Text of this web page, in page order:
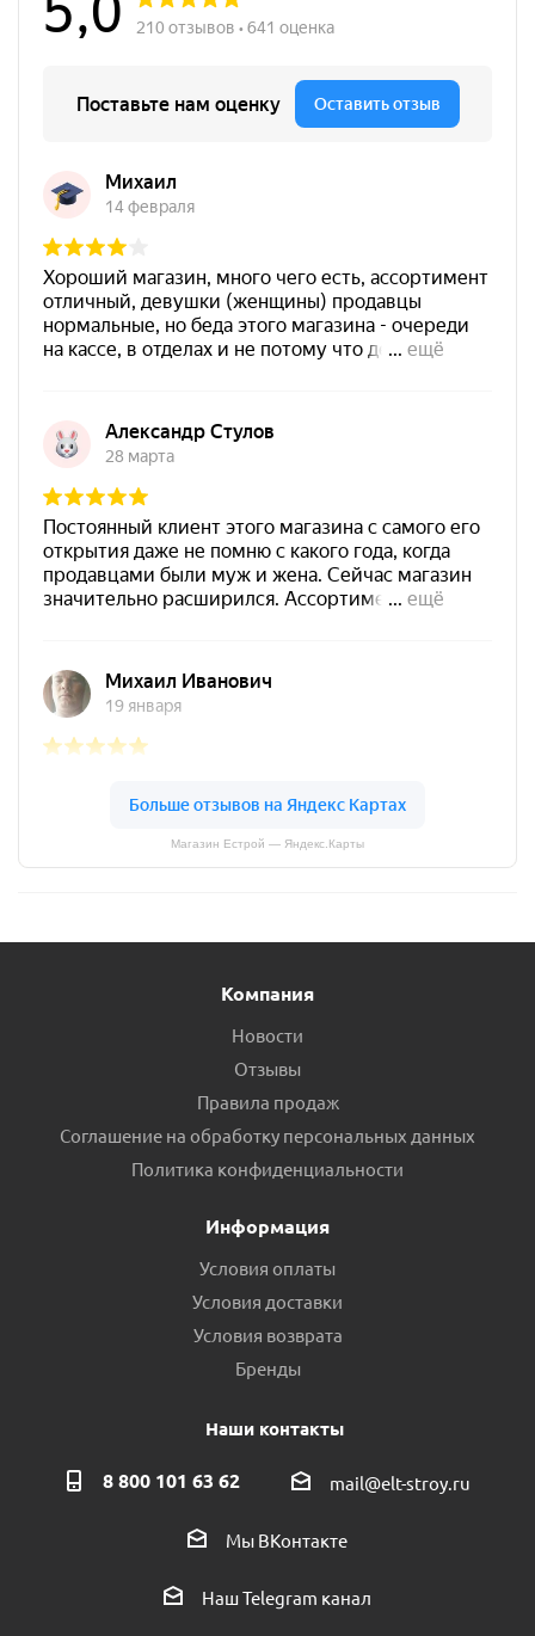
Магазин Естрой — Яндекс.Карты
Компания
Новости
Отзывы
Правила продаж
Соглашение на обработку персональных данных
Политика конфиденциальности
Информация
Условия оплаты
Условия доставки
Условия возврата
Бренды
Наши контакты
8 800 101 63 62 mail@elt-stroy.ru
Мы ВКонтакте
Наш Telegram канал